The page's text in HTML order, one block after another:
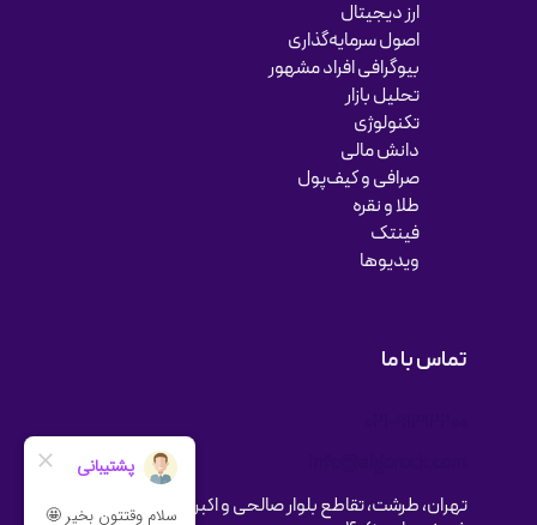
ارز دیجیتال
اصول سرمایه‌گذاری
بیوگرافی افراد مشهور
تحلیل بازار
تکنولوژی
دانش مالی
صرافی و کیف‌پول
طلا و نقره
فینتک
ویدیوها
تماس با ما
تهران، طرشت، تقاطع بلوار صالحی و اکبری، برج فناوری